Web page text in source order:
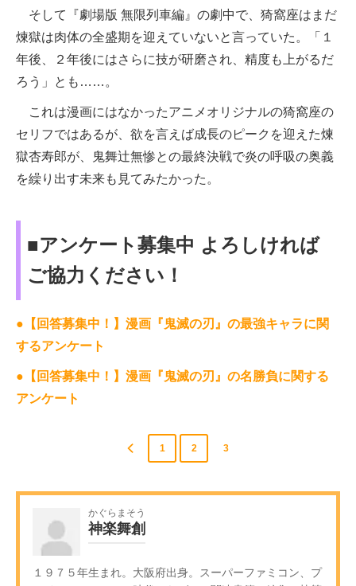
そして『劇場版 無限列車編』の劇中で、猗窩座はまだ
煉獄は肉体の全盛期を迎えていないと言っていた。「１
年後、２年後にはさらに技が研磨され、精度も上がるだ
ろう」とも……。
これは漫画にはなかったアニメオリジナルの猗窩座の
セリフではあるが、欲を言えば成長のピークを迎えた煉
獄杏寿郎が、鬼舞辻無惨との最終決戦で炎の呼吸の奥義
を繰り出す未来も見てみたかった。
■アンケート募集中 よろしければ
ご協力ください！
●【回答募集中！】漫画『鬼滅の刃』の最強キャラに関
するアンケート
●【回答募集中！】漫画『鬼滅の刃』の名勝負に関する
アンケート
1 2 3
かぐらまそう
神楽舞創
１９７５年生まれ。大阪府出身。スーパーファミコン、プ